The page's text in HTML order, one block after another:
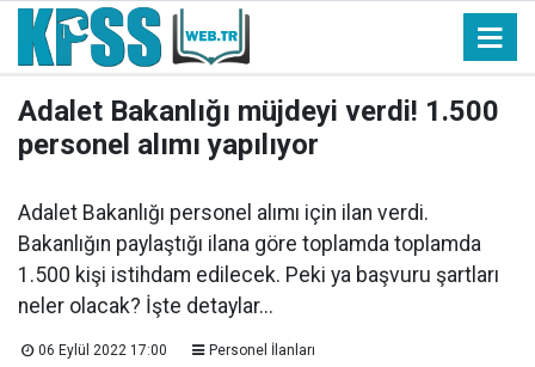
Adalet Bakanlığı müjdeyi verdi! 1.500
personel alımı yapılıyor
Adalet Bakanlığı personel alımı için ilan verdi.
Bakanlığın paylaştığı ilana göre toplamda toplamda
1.500 kişi istihdam edilecek. Peki ya başvuru şartları
neler olacak? İşte detaylar...
06 Eylül 2022 17:00 Personel İlanları